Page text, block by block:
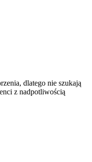
dlatego nie szukają
z nadpotliwością